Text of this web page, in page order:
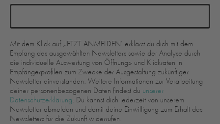
Mit dem Klick auf ‚JETZT ANMELDEN‘ erklärst du dich mit dem
Empfang des ausgewählten Newsletters sowie der Analyse durch
die individuelle Auswertung von Öffnungs- und Klickraten in
Empfängerprofilen zum Zwecke der Ausgestaltung zukünftiger
Newsletter einverstanden. Weitere Informationen zur Verarbeitung
deiner personenbezogenen Daten findest du unserer
Datenschutzerklärung. Du kannst dich jederzeit von unserem
Newsletter abmelden und damit deine Einwilligung zum Erhalt des
Newsletters für die Zukunft widerrufen.